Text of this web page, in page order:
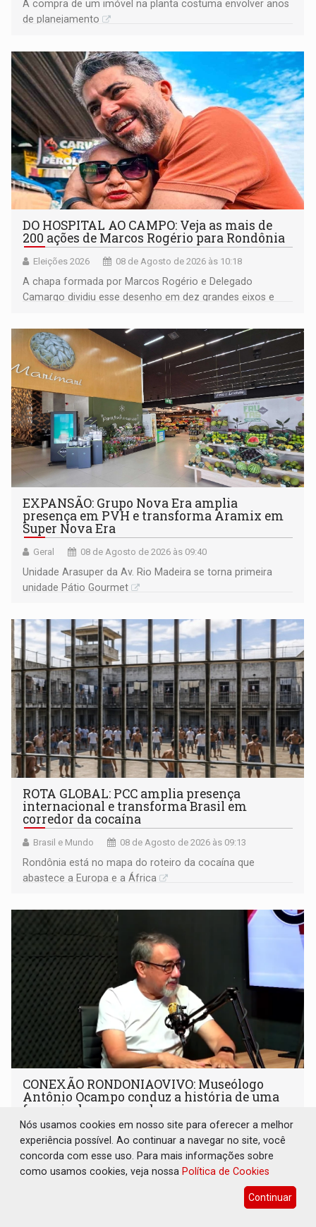
A compra de um imóvel na planta costuma envolver anos
de planejamento
DO HOSPITAL AO CAMPO: Veja as mais de
200 ações de Marcos Rogério para Rondônia
Eleições 2026 08 de Agosto de 2026 às 10:18
A chapa formada por Marcos Rogério e Delegado
Camargo dividiu esse desenho em dez grandes eixos e
EXPANSÃO: Grupo Nova Era amplia
presença em PVH e transforma Aramix em
Super Nova Era
Geral 08 de Agosto de 2026 às 09:40
Unidade Arasuper da Av. Rio Madeira se torna primeira
unidade Pátio Gourmet
ROTA GLOBAL: PCC amplia presença
internacional e transforma Brasil em
corredor da cocaína
Brasil e Mundo 08 de Agosto de 2026 às 09:13
Rondônia está no mapa do roteiro da cocaína que
abastece a Europa e a África
CONEXÃO RONDONIAOVIVO: Museólogo
Antônio Ocampo conduz a história de uma
ferrovia desgovernada
08 de Agosto de 2026 às 09:05
Novo livro faz registro documental da Estrada de Ferro
Madeira-Mamoré (EFMM)
Nós usamos cookies em nosso site para oferecer a melhor
experiência possível. Ao continuar a navegar no site, você
concorda com esse uso. Para mais informações sobre
como usamos cookies, veja nossa Política de Cookies
Continuar